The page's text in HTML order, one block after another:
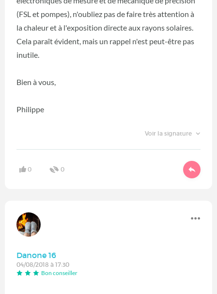
(FSL et pompes), n'oubliez pas de faire très attention à
la chaleur et à l'exposition directe aux rayons solaires.
Cela paraît évident, mais un rappel n'est peut-être pas
inutile.
Bien à vous,
Philippe
Voir la signature
0 0
Danone 16
04/08/2018 à 17:30
Bon conseiller